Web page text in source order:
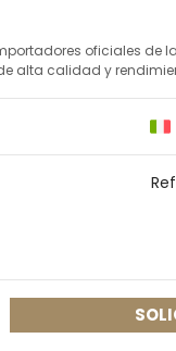
oficiales de
alta calidad y